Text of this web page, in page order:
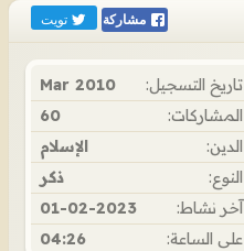
مشاركة تويت
تاريخ التسجيل:
Mar 2010
المشاركات:
60
الدين:
الإسلام
النوع:
ذكر
آخر نشاط:
01-02-2023
على الساعة:
04:26